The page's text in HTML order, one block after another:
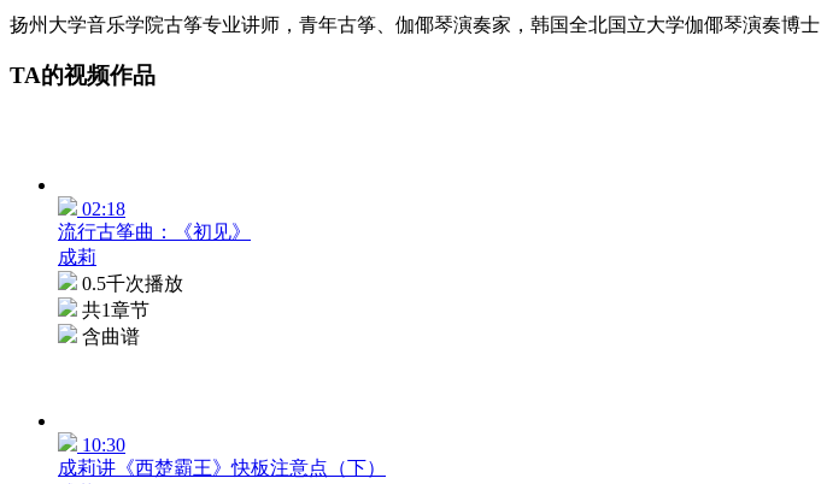
扬州大学音乐学院古筝专业讲师，青年古筝、伽倻琴演奏家，韩国全北国立大学伽倻琴演奏博士
TA的视频作品
02:18
流行古筝曲：《初见》
成莉
0.5千次播放
共1章节
含曲谱
10:30
成莉讲《西楚霸王》快板注意点（下）